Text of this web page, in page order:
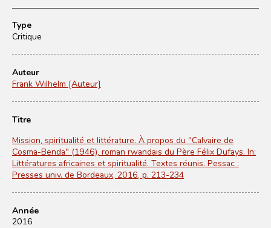
Type
Critique
Auteur
Frank Wilhelm [Auteur]
Titre
Mission, spiritualité et littérature. À propos du "Calvaire de
Cosma-Benda" (1946), roman rwandais du Père Félix Dufays. In:
Littératures africaines et spiritualité. Textes réunis. Pessac :
Presses univ. de Bordeaux, 2016, p. 213-234
Année
2016